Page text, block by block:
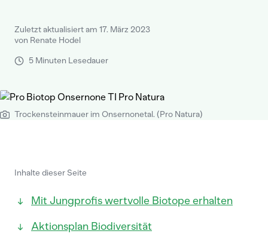
Zuletzt aktualisiert am 17. März 2023
von Renate Hodel
5 Minuten Lesedauer
Trockensteinmauer im Onsernonetal. (Pro Natura)
Inhalte dieser Seite
Mit Jungprofis wertvolle Biotope erhalten
Aktionsplan Biodiversität